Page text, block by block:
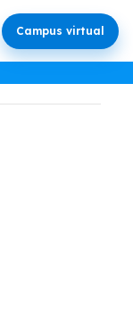
Campus virtual